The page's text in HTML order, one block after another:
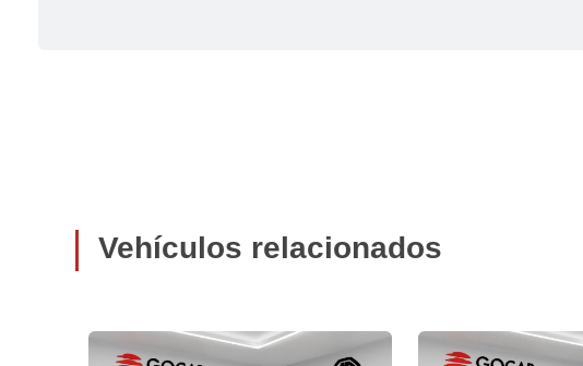
Vehículos relacionados